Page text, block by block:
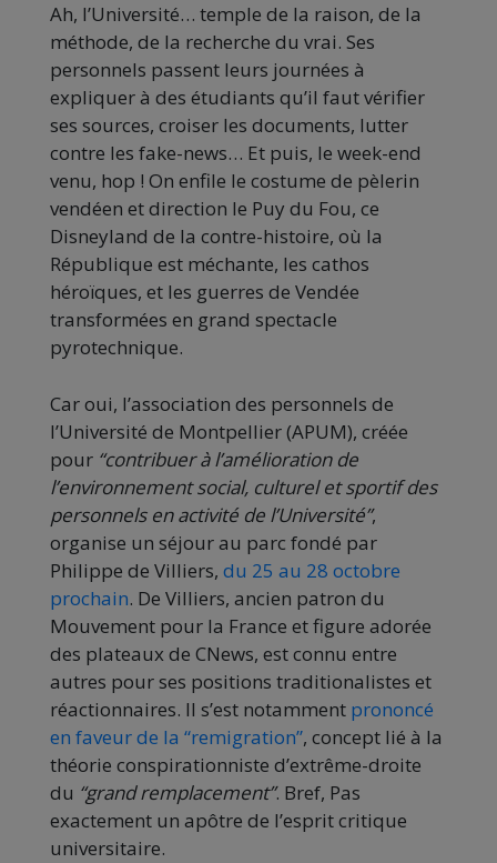
Ah, l’Université… temple de la raison, de la
méthode, de la recherche du vrai. Ses
personnels passent leurs journées à
expliquer à des étudiants qu’il faut vérifier
ses sources, croiser les documents, lutter
contre les fake-news… Et puis, le week-end
venu, hop ! On enfile le costume de pèlerin
vendéen et direction le Puy du Fou, ce
Disneyland de la contre-histoire, où la
République est méchante, les cathos
héroïques, et les guerres de Vendée
transformées en grand spectacle
pyrotechnique.
Car oui, l’association des personnels de
l’Université de Montpellier (APUM), créée
pour “contribuer à l’amélioration de
l’environnement social, culturel et sportif des
personnels en activité de l’Université”,
organise un séjour au parc fondé par
Philippe de Villiers, du 25 au 28 octobre
prochain. De Villiers, ancien patron du
Mouvement pour la France et figure adorée
des plateaux de CNews, est connu entre
autres pour ses positions traditionalistes et
réactionnaires. Il s’est notamment prononcé
en faveur de la “remigration”, concept lié à la
théorie conspirationniste d’extrême-droite
du “grand remplacement”. Bref, Pas
exactement un apôtre de l’esprit critique
universitaire.